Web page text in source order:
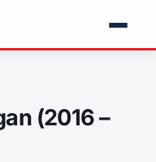
(2016 –